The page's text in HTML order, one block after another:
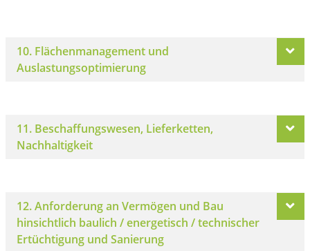
10. Flächenmanagement und
Auslastungsoptimierung
11. Beschaffungswesen, Lieferketten,
Nachhaltigkeit
12. Anforderung an Vermögen und Bau
hinsichtlich baulich / energetisch / technischer
Ertüchtigung und Sanierung